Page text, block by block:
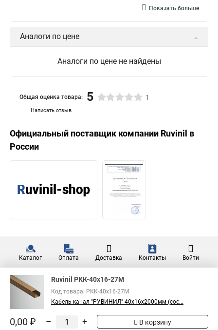
Показать больше
Аналоги по цене
Аналоги по цене не найдены
Написать отзыв
Общая оценка товара: 5 1
Официальный поставщик компании Ruvinil в
России
Каталог Оплата Доставка Контакты Войти
Ruvinil РКК-40х16-27М
Код товара: РКК-40х16-27М
Кабель-канал "РУВИНИЛ" 40х16х2000мм (сос...
0,00 ₽ – + В корзину